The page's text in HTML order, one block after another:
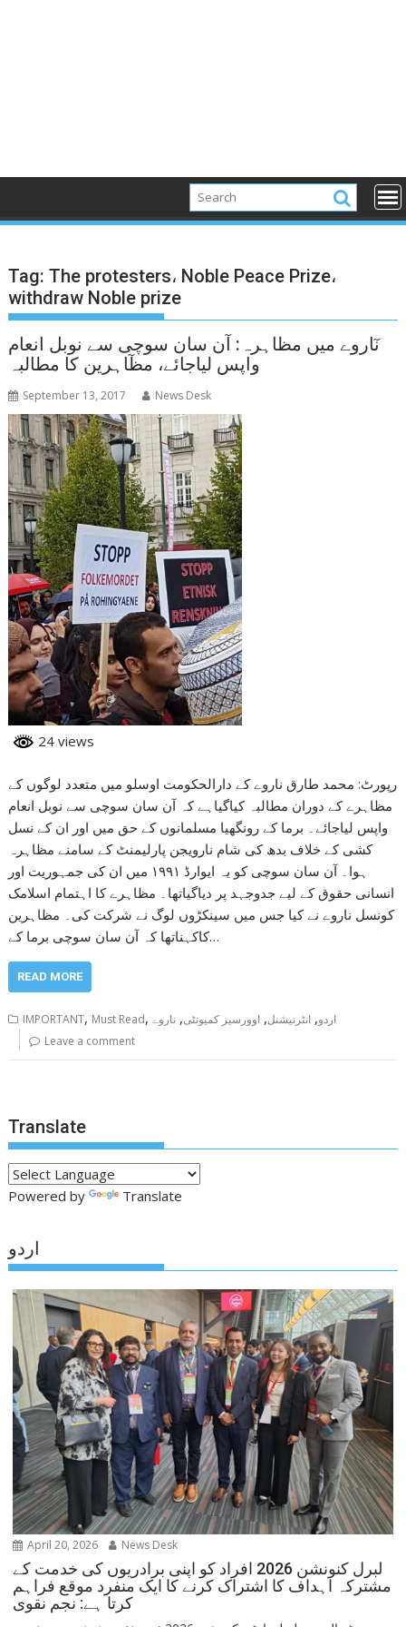
Tag:The protesters، Noble Peace Prize،
withdraw Noble prize
نٓاروے میں مظاہرہ: آن سان سوچی سے نوبل انعام
واپس لیاجائے، مظٓاہرین کا مطالبہ
September 13, 2017 News Desk
24 views
رپورٹ: محمد طارق ناروے کے دارالحکومت اوسلو میں متعدد لوگوں کے
مظاہرے کے دوران مطالبہ کیاگیاہے کہ آن سان سوچی سے نوبل انعام
واپس لیاجائے۔ برما کے رونگھیا مسلمانوں کے حق میں اور ان کے نسل
کشی کے خلاف بدھ کی شام نارویجن پارلیمنٹ کے سامنے مظاہرہ
ہوا۔ آن سان سوچی کو یہ ایوارڈ ۱۹۹۱ میں ان کی جمہوریت اور
انسانی حقوق کے لیے جدوجہد پر دیاگیاتھا۔ مظاہرے کا اہتمام اسلامک
کونسل ناروے نے کیا جس میں سینکڑوں لوگ نے شرکت کی۔ مظاہرین
کاکہناتھا کہ آن سان سوچی برما کے…
READ MORE
IMPORTANT, Must Read, اردو, انٹرنیشنل, اوورسیز کمیونٹی, ناروے
Leave a comment
Translate
Powered by Translate
اردو
April 20, 2026 News Desk
لبرل کنونشن 2026 افراد کو اپنی برادریوں کی خدمت کے
مشترکہ اہداف کا اشتراک کرنے کا ایک منفرد موقع فراہم
کرتا ہے: نجم نقوی